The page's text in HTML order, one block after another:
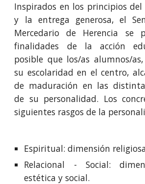
Inspirados en los principios
y la entrega generosa, el
Mercedario de Herencia se
finalidades de la acción
posible que los/as alumnos/
su escolaridad en el centro,
de maduración en las
de su personalidad. Los
siguientes rasgos de la
Espiritual: dimensión
Relacional - Social:
estética y social.